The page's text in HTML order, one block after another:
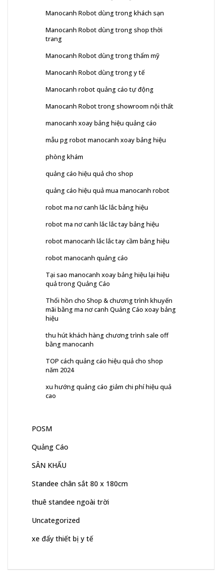
Manocanh Robot dùng trong khách sạn
Manocanh Robot dùng trong shop thời
trang
Manocanh Robot dùng trong thẩm mỹ
Manocanh Robot dùng trong y tế
Manocanh robot quảng cáo tự động
Manocanh Robot trong showroom nội thất
manocanh xoay bảng hiệu quảng cáo
mẫu pg robot manocanh xoay bảng hiệu
phòng khám
quảng cáo hiệu quả cho shop
quảng cáo hiệu quả mua manocanh robot
robot ma nơ canh lắc lắc bảng hiệu
robot ma nơ canh lắc lắc tay bảng hiệu
robot manocanh lắc lắc tay cầm bảng hiệu
robot manocanh quảng cáo
Tại sao manocanh xoay bảng hiệu lại hiệu
quả trong Quảng Cáo
Thổi hồn cho Shop & chương trình khuyến
mãi bằng ma nơ canh Quảng Cáo xoay bảng
hiệu
thu hút khách hàng chương trình sale off
bằng manocanh
TOP cách quảng cáo hiệu quả cho shop
năm 2024
xu hướng quảng cáo giảm chi phí hiệu quả
cao
POSM
Quảng Cáo
SÂN KHẤU
Standee chân sắt 80 x 180cm
thuê standee ngoài trời
Uncategorized
xe đẩy thiết bị y tế